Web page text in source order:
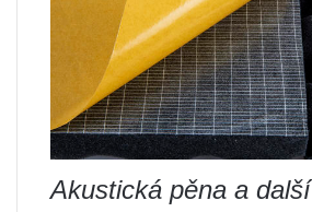
Akustická pěna a další